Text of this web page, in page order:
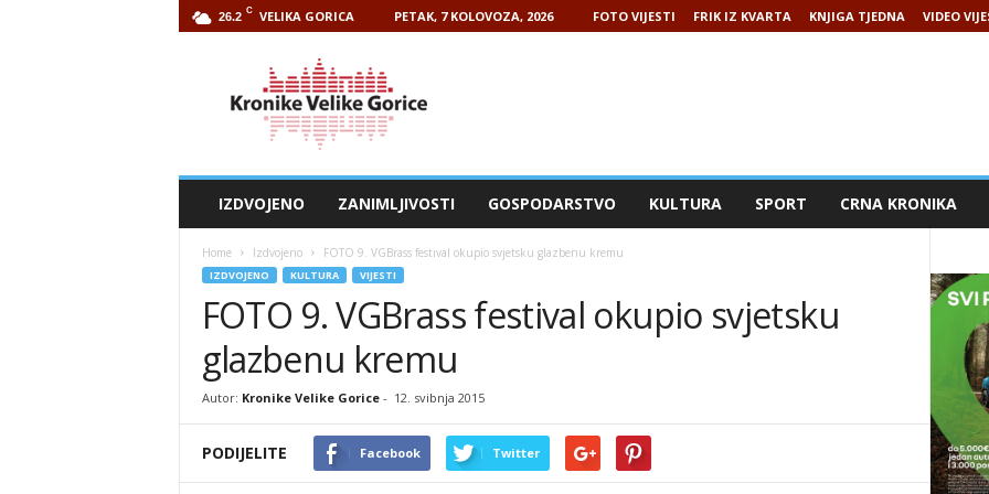
26.2 C VELIKA GORICA PETAK, 7 KOLOVOZA, 2026 FOTO VIJESTI FRIK IZ KVARTA KNJIGA TJEDNA VIDEO
IZDVOJENO ZANIMLJIVOSTI GOSPODARSTVO KULTURA SPORT CRNA KRONIKA
Home Izdvojeno FOTO 9. VGBrass festival okupio svjetsku glazbenu kremu
IZDVOJENO KULTURA VIJESTI
FOTO 9. VGBrass festival okupio svjetsku
glazbenu kremu
Autor: Kronike Velike Gorice- 12. svibnja 2015
PODIJELITE Facebook Twitter